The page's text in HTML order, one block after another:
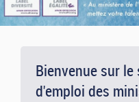
Bienvenue sur
d'emploi des